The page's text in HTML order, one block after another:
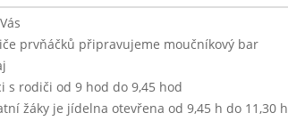
prvňáčků připravujeme moučníkový bar
s rodiči od 9 hod do 9,45 hod
žáky je jídelna otevřena od 9,45 h do 11,30 h